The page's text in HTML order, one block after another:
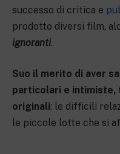
successo di critica e
prodotto diversi film,
ignoranti.
Suo il merito di aver
particolari e intimiste,
originali: le difficili
le piccole lotte che si